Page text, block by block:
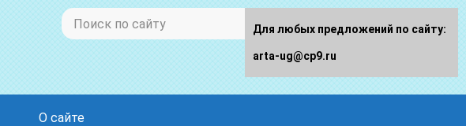
О сайте
Для любых предложений по сайту:
arta-ug@cp9.ru